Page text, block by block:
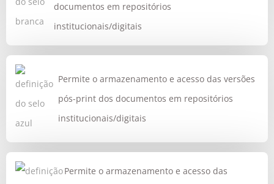
documentos em repositórios
institucionais/digitais
Permite o armazenamento e acesso das versões
pós-print dos documentos em repositórios
institucionais/digitais
Permite o armazenamento e acesso das